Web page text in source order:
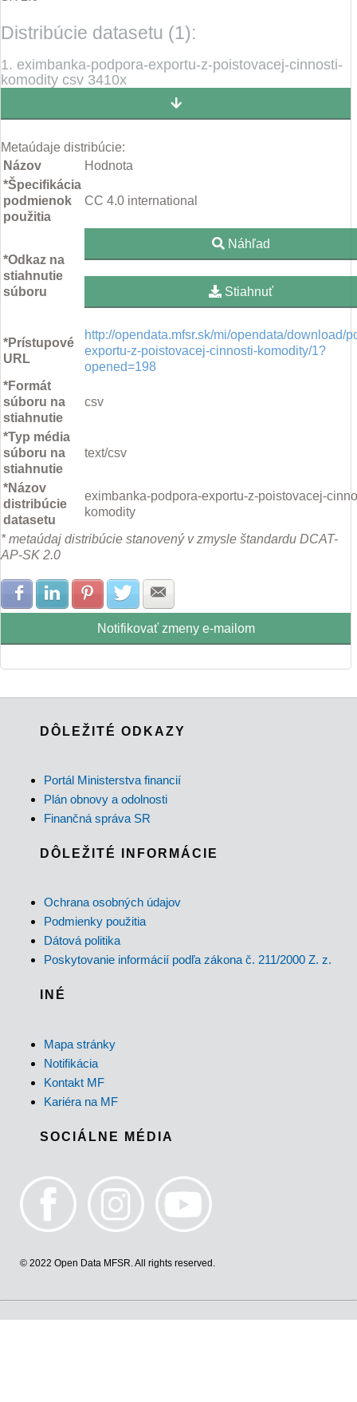
Distribúcie datasetu (1):
1. eximbanka-podpora-exportu-z-poistovacej-cinnosti-
komodity csv 3410x
Metaúdaje distribúcie:
Názov
Hodnota
*Špecifikácia
podmienok
použitia
CC 4.0 international
*Odkaz na
stiahnutie
súboru
Náhľad
Stiahnuť
*Prístupové
URL
http://opendata.mfsr.sk/mi/opendata/download/
exportu-z-poistovacej-cinnosti-komodity/1?
opened=198
*Formát
súboru na
stiahnutie
csv
*Typ média
súboru na
stiahnutie
text/csv
*Názov
distribúcie
datasetu
eximbanka-podpora-exportu-z-poistovacej-
komodity
* metaúdaj distribúcie stanovený v zmysle štandardu DCAT-
AP-SK 2.0
Zdielať na Facebook
Zdielať na LinkedIn
Zdielať na Pinterest
Zdielať na Twitter
Notifikovať zmeny e-mailom
DÔLEŽITÉ ODKAZY
Portál Ministerstva financií
Plán obnovy a odolnosti
Finančná správa SR
DÔLEŽITÉ INFORMÁCIE
Ochrana osobných údajov
Podmienky použitia
Dátová politika
Poskytovanie informácií podľa zákona č. 211/2000 Z. z.
INÉ
Mapa stránky
Notifikácia
Kontakt MF
Kariéra na MF
SOCIÁLNE MÉDIA
© 2022 Open Data MFSR. All rights reserved.